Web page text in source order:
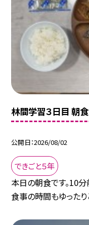
林間学習３日目 朝食
公開日 2026/08/02
できごと５年
本日の朝食です。10
食事の時間もゆったり